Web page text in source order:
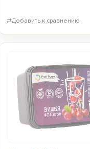
⇄Добавить к сравнению